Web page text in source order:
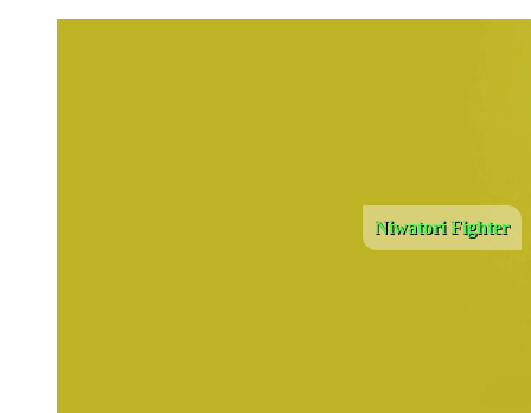
Niwatori Fighter